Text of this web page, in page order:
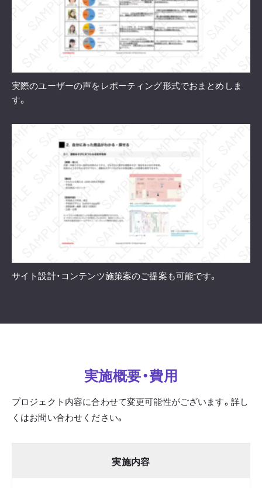
実際のユーザーの声をレポーティング形式でおまとめしま
す。
サイト設計・コンテンツ施策案のご提案も可能です。
実施概要・費用
プロジェクト内容に合わせて変更可能性がございます。詳し
くはお問い合わせください。
実施内容